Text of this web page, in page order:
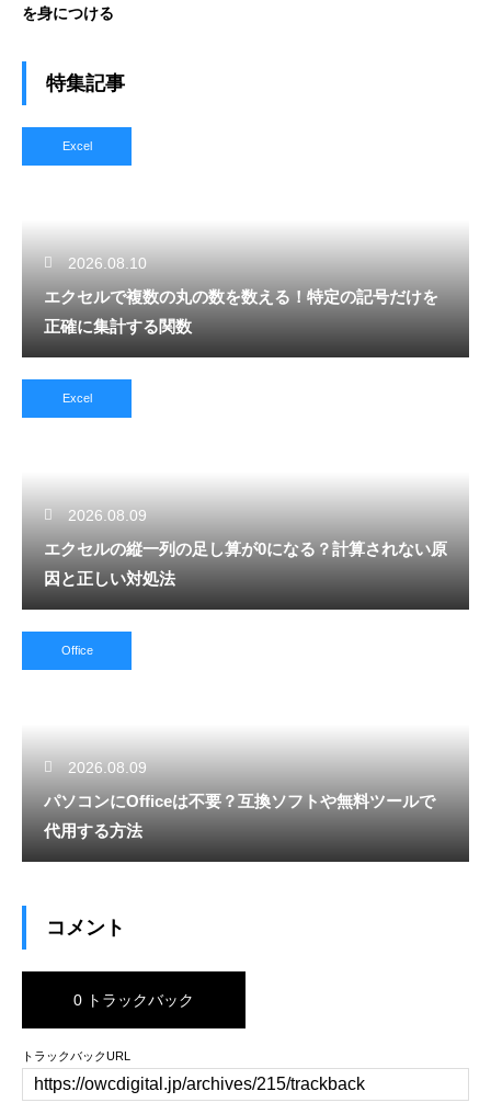
を身につける
特集記事
Excel
2026.08.10
エクセルで複数の丸の数を数える！特定の記号だけを
正確に集計する関数
Excel
2026.08.09
エクセルの縦一列の足し算が0になる？計算されない原
因と正しい対処法
Office
2026.08.09
パソコンにOfficeは不要？互換ソフトや無料ツールで
代用する方法
コメント
0 トラックバック
トラックバックURL